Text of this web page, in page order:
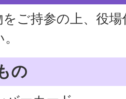
をご持参の上、役
の